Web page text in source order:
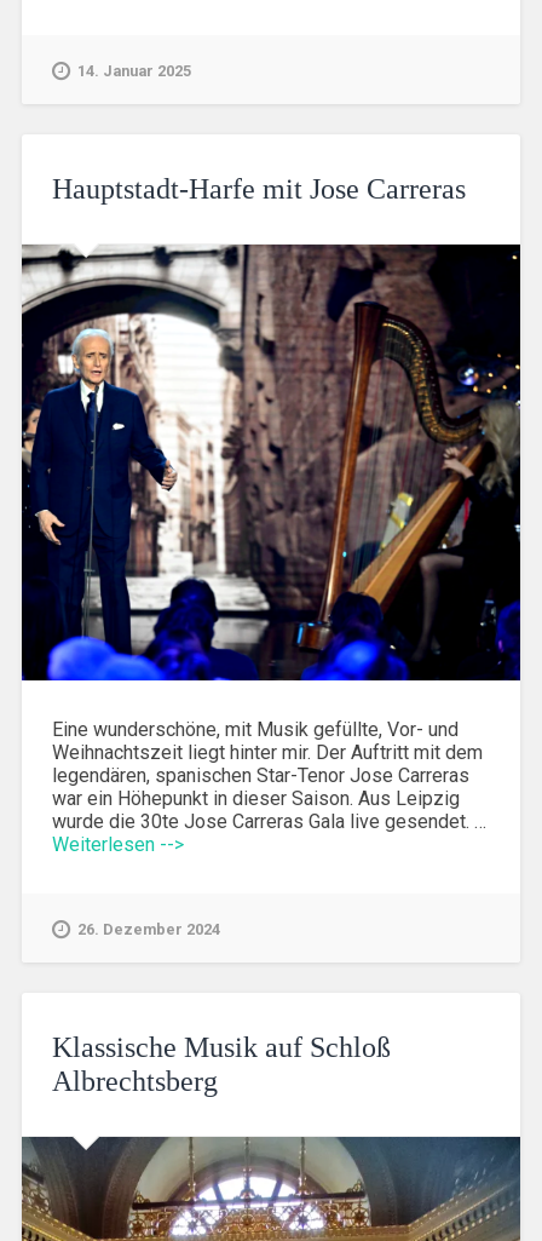
14. Januar 2025
Hauptstadt-Harfe mit Jose Carreras
Eine wunderschöne, mit Musik gefüllte, Vor- und
Weihnachtszeit liegt hinter mir. Der Auftritt mit dem
legendären, spanischen Star-Tenor Jose Carreras
war ein Höhepunkt in dieser Saison. Aus Leipzig
wurde die 30te Jose Carreras Gala live gesendet. …
Weiterlesen -->
26. Dezember 2024
Klassische Musik auf Schloß
Albrechtsberg